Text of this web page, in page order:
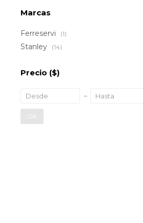
Marcas
Ferreservi (1)
Stanley (14)
Precio ($)
OK